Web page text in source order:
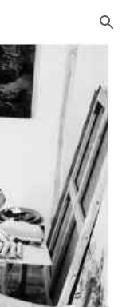
Skip to navigation